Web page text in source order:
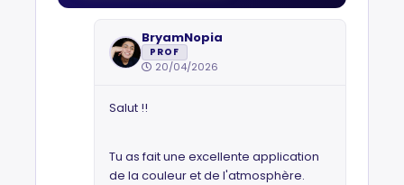
BryamNopia
PROF
20/04/2026
Salut !!
Tu as fait une excellente application
de la couleur et de l'atmosphère.